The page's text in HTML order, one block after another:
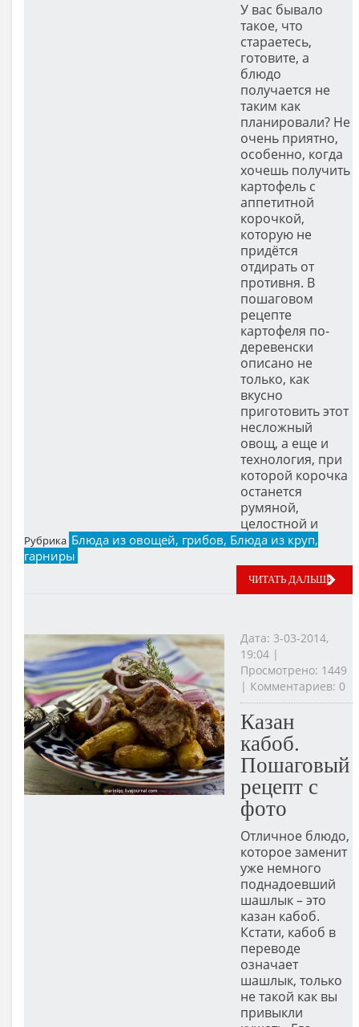
У вас бывало
такое, что
стараетесь,
готовите, а
блюдо
получается не
таким как
планировали? Не
очень приятно,
особенно, когда
хочешь получить
картофель с
аппетитной
корочкой,
которую не
придётся
отдирать от
противня. В
пошаговом
рецепте
картофеля по-
деревенски
описано не
только, как
вкусно
приготовить этот
несложный
овощ, а еще и
технология, при
которой корочка
останется
румяной,
целостной и
Рубрика Блюда из овощей, грибов, Блюда из круп,
гарниры
ЧИТАТЬ ДАЛЬШЕ
Дата: 3-03-2014,
19:04 |
Просмотрено: 1449
| Комментариев: 0
Казан
кабоб.
Пошаговый
рецепт с
фото
Отличное блюдо,
которое заменит
уже немного
поднадоевший
шашлык – это
казан кабоб.
Кстати, кабоб в
переводе
означает
шашлык, только
не такой как вы
привыкли